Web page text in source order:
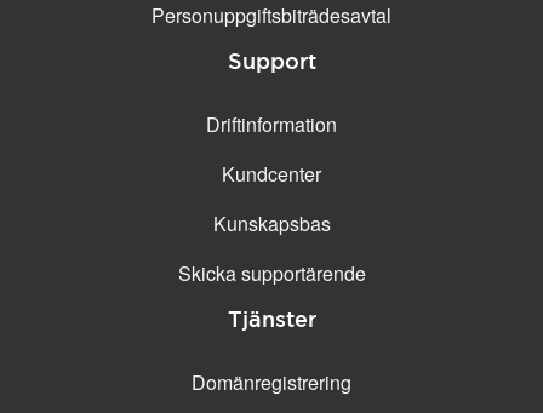
Personuppgifts­biträdesavtal
Support
Driftinformation
Kundcenter
Kunskapsbas
Skicka supportärende
Tjänster
Domänregistrering